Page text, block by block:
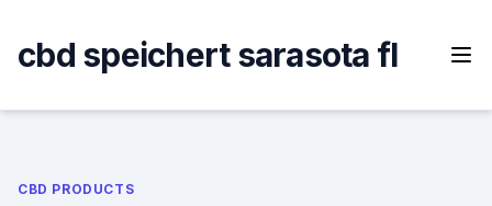
content
cbd speichert sarasota fl
CBD PRODUCTS